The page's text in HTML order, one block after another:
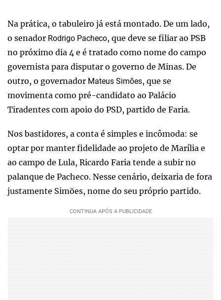
Na prática, o tabuleiro já está montado. De um lado,
o senador Rodrigo Pacheco, que deve se filiar ao PSB
no próximo dia 4 e é tratado como nome do campo
governista para disputar o governo de Minas. De
outro, o governador Mateus Simões, que se
movimenta como pré-candidato ao Palácio
Tiradentes com apoio do PSD, partido de Faria.
Nos bastidores, a conta é simples e incômoda: se
optar por manter fidelidade ao projeto de Marília e
ao campo de Lula, Ricardo Faria tende a subir no
palanque de Pacheco. Nesse cenário, deixaria de fora
justamente Simões, nome do seu próprio partido.